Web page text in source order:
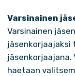
Varsinainen
Varsinainen
jäsenkorjaajaksi
jäsenkorjaajana.
haetaan